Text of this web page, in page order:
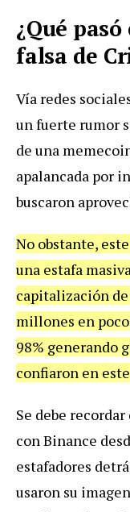
¿Qué
falsa de
Vía redes
un fuerte rumor
de una
apalancada por
buscaron
No obstante,
una estafa
capitalización de
millones en
98% generando
confiaron en
Se debe
con Binance
estafadores
usaron su